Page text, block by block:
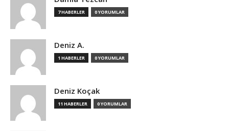
7 HABERLER 0 YORUMLAR
Deniz A.
1 HABERLER 0 YORUMLAR
Deniz Koçak
11 HABERLER 0 YORUMLAR